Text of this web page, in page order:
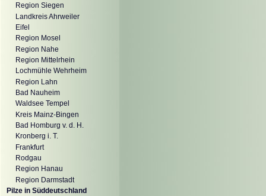
Region Siegen
Landkreis Ahrweiler
Eifel
Region Mosel
Region Nahe
Region Mittelrhein
Lochmühle Wehrheim
Region Lahn
Bad Nauheim
Waldsee Tempel
Kreis Mainz-Bingen
Bad Homburg v. d. H.
Kronberg i. T.
Frankfurt
Rodgau
Region Hanau
Region Darmstadt
Pilze in Süddeutschland